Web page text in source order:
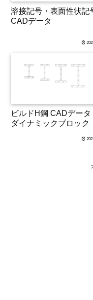
溶接記号・表面性状記
CADデータ
ビルドH鋼 CADデータ
ダイナミックブロック